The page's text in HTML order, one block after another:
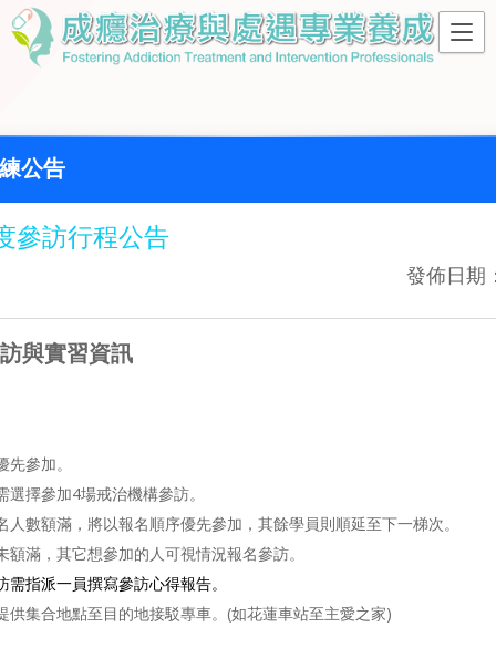
公告
參訪行程公告
發佈日期
與實習資訊
參加。
選擇參加4場戒治機構參訪。
人數額滿，將以報名順序優先參加，其餘學員則順延至下一梯次。
額滿，其它想參加的人可視情況報名參訪。
需指派一員撰寫參訪心得報告。
供集合地點至目的地接駁專車。(如花蓮車站至主愛之家)